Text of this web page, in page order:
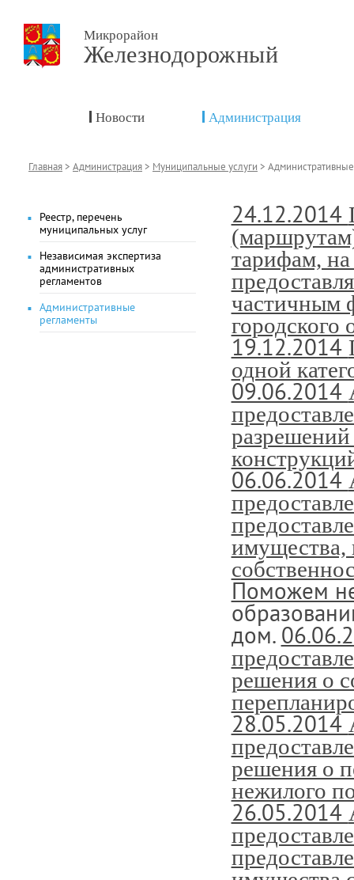
Микрорайон
Железнодорожный
Новости Администрация
Главная> Администрация> Муниципальные услуги >
Реестр, перечень
муниципальных услуг
Независимая экспертиза
административных
регламентов
Административные
регламенты
24.12.2014
тарифам,
частичным
19.12.2014
одной
09.06.2014
06.06.2014
имущества,
Поможем
дом.
решения о
28.05.2014
решения о
нежилого
26.05.2014